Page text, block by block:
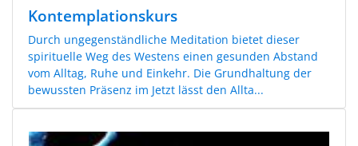
Kontemplationskurs
Durch ungegenständliche Meditation bietet dieser
spirituelle Weg des Westens einen gesunden Abstand
vom Alltag, Ruhe und Einkehr. Die Grundhaltung der
bewussten Präsenz im Jetzt lässt den Allta...